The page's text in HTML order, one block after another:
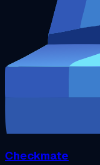
Checkmate